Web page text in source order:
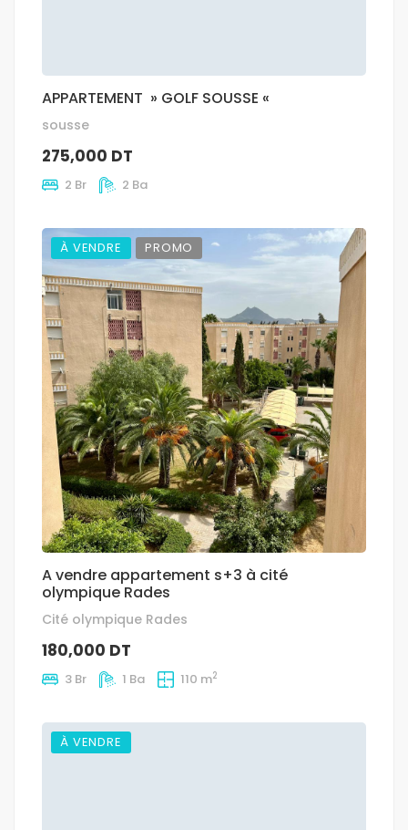
APPARTEMENT » GOLF SOUSSE «
sousse
275,000 DT
2 Br 2 Ba
À VENDRE PROMO
A vendre appartement s+3 à cité
olympique Rades
Cité olympique Rades
180,000 DT
3 Br 1 Ba 110 m2
À VENDRE